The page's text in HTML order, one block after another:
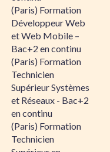
(Paris) Formation
Développeur Web
et Web Mobile –
Bac+2 en continu
(Paris) Formation
Technicien
Supérieur Systèmes
et Réseaux - Bac+2
en continu
(Paris) Formation
Technicien